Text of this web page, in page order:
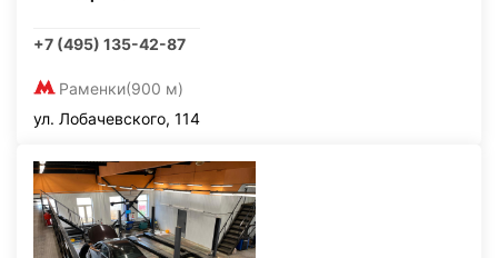
+7 (495) 135-42-87
Раменки(900 м)
ул. Лобачевского, 114